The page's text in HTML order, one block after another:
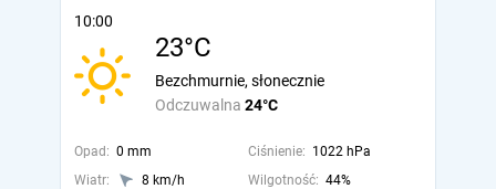
10:00
23°C
Odczuwalna 24°C
Bezchmurnie, słonecznie
Opad: 0 mm Ciśnienie: 1022 hPa
Wiatr:
8 km/h Wilgotność: 44%